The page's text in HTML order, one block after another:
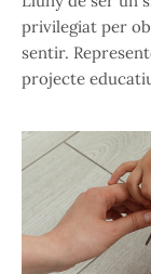
privilegiat per
sentir.
projecte